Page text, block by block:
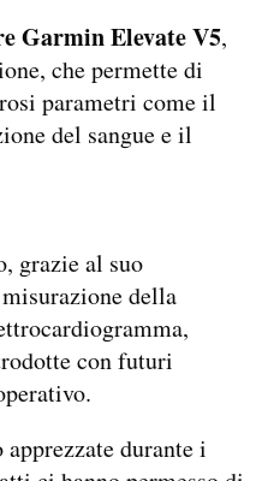
Garmin Elevate V5,
che permette di
parametri come il
del sangue e il
grazie al suo
della
con futuri
durante i